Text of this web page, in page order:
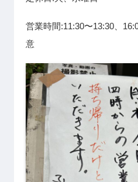
営業時間:11:30〜13:30、
意